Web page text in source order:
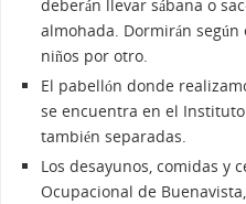
deberán llevar sábana o
almohada. Dormirán
niños por otro.
El pabellón donde
se encuentra en el
también separadas.
Los desayunos, comidas y
Ocupacional de